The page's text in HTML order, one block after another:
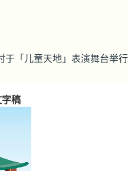
「儿童天地」表演舞台举
稿